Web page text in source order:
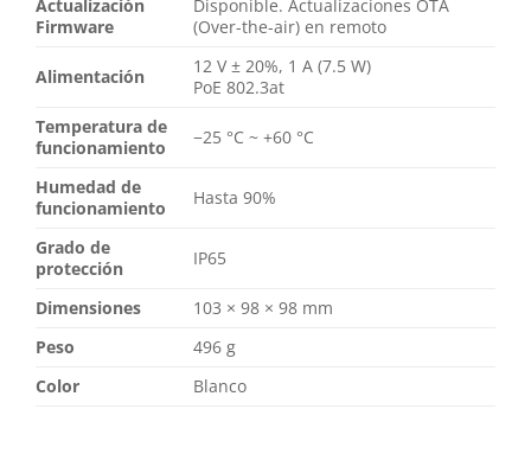
Actualización
Firmware
Disponible. Actualizaciones OTA
(Over-the-air) en remoto
Alimentación
12 V ± 20%, 1 А (7.5 W)
PoE 802.3at
Temperatura de
funcionamiento
−25 °C ~ +60 °C
Humedad de
funcionamiento
Hasta 90%
Grado de
protección
IP65
Dimensiones
103 × 98 × 98 mm
Peso
496 g
Color
Blanco